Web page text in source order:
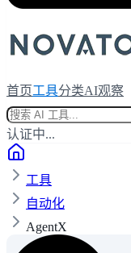
首页工具分类AI观察
认证中...
工具
自动化
AgentX